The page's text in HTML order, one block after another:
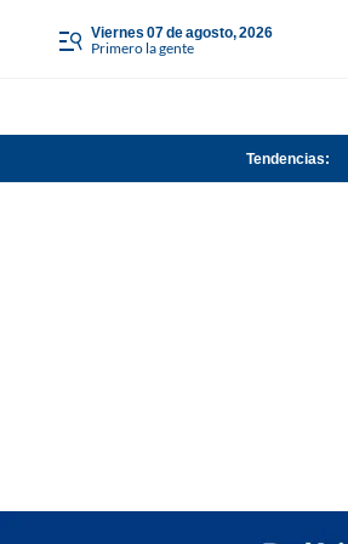
viernes 07 de agosto, 2026
Primero la gente
Tendencias: